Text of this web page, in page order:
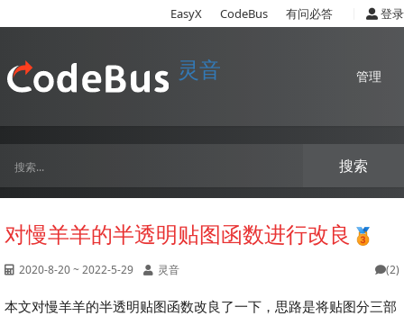
EasyX CodeBus 有问必答 登录
灵音 管理
对慢羊羊的半透明贴图函数进行改良
2020-8-20 ~ 2022-5-29 灵音 (2)
本文对慢羊羊的半透明贴图函数改良了一下，思路是将贴图分三部
搜索